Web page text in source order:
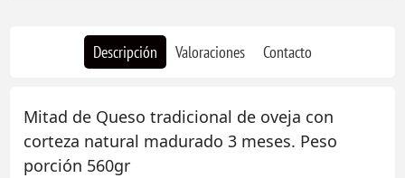
Descripción Valoraciones Contacto
Mitad de Queso tradicional de oveja con
corteza natural madurado 3 meses. Peso
porción 560gr